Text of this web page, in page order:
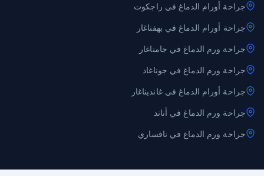
جراحة أورام الدماغ في راجكوت
جراحة أورام الدماغ في بهفناغار
جراحة ورم الدماغ في جامناغار
جراحة ورم الدماغ في جوناغاد
جراحة أورام الدماغ في غانديناغار
جراحة ورم الدماغ في أناند
جراحة ورم الدماغ في نافساري